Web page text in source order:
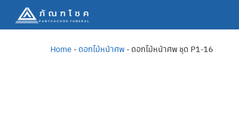
Home - ดอกไม้หน้าศพ - ดอกไม้หน้าศพ ชุด P1-16